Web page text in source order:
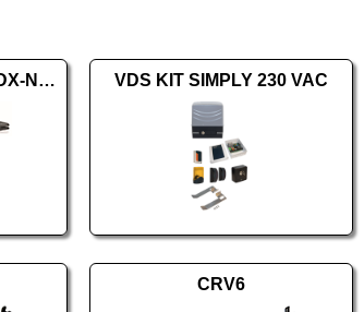
PROTECO Leader-3TI/DX-New jobbos VDS KIT SIMPLY 230 VAC
CRV6